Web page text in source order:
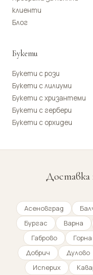
клиенти
Блог
Букети
Букети с рози
Букети с лилиуми
Букети с хризантеми
Букети с гербери
Букети с орхидеи
Доставка
Асеновград
Бургас
Варна
Габрово
Добрич
Дулово
Исперих